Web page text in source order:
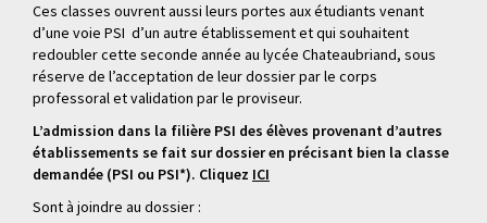
Ces classes ouvrent aussi leurs portes aux étudiants venant
d’une voie PSI d’un autre établissement et qui souhaitent
redoubler cette seconde année au lycée Chateaubriand, sous
réserve de l’acceptation de leur dossier par le corps
professoral et validation par le proviseur.
L’admission dans la filière PSI des élèves provenant d’autres
établissements se fait sur dossier en précisant bien la classe
demandée (PSI ou PSI*). Cliquez ICI
Sont à joindre au dossier :